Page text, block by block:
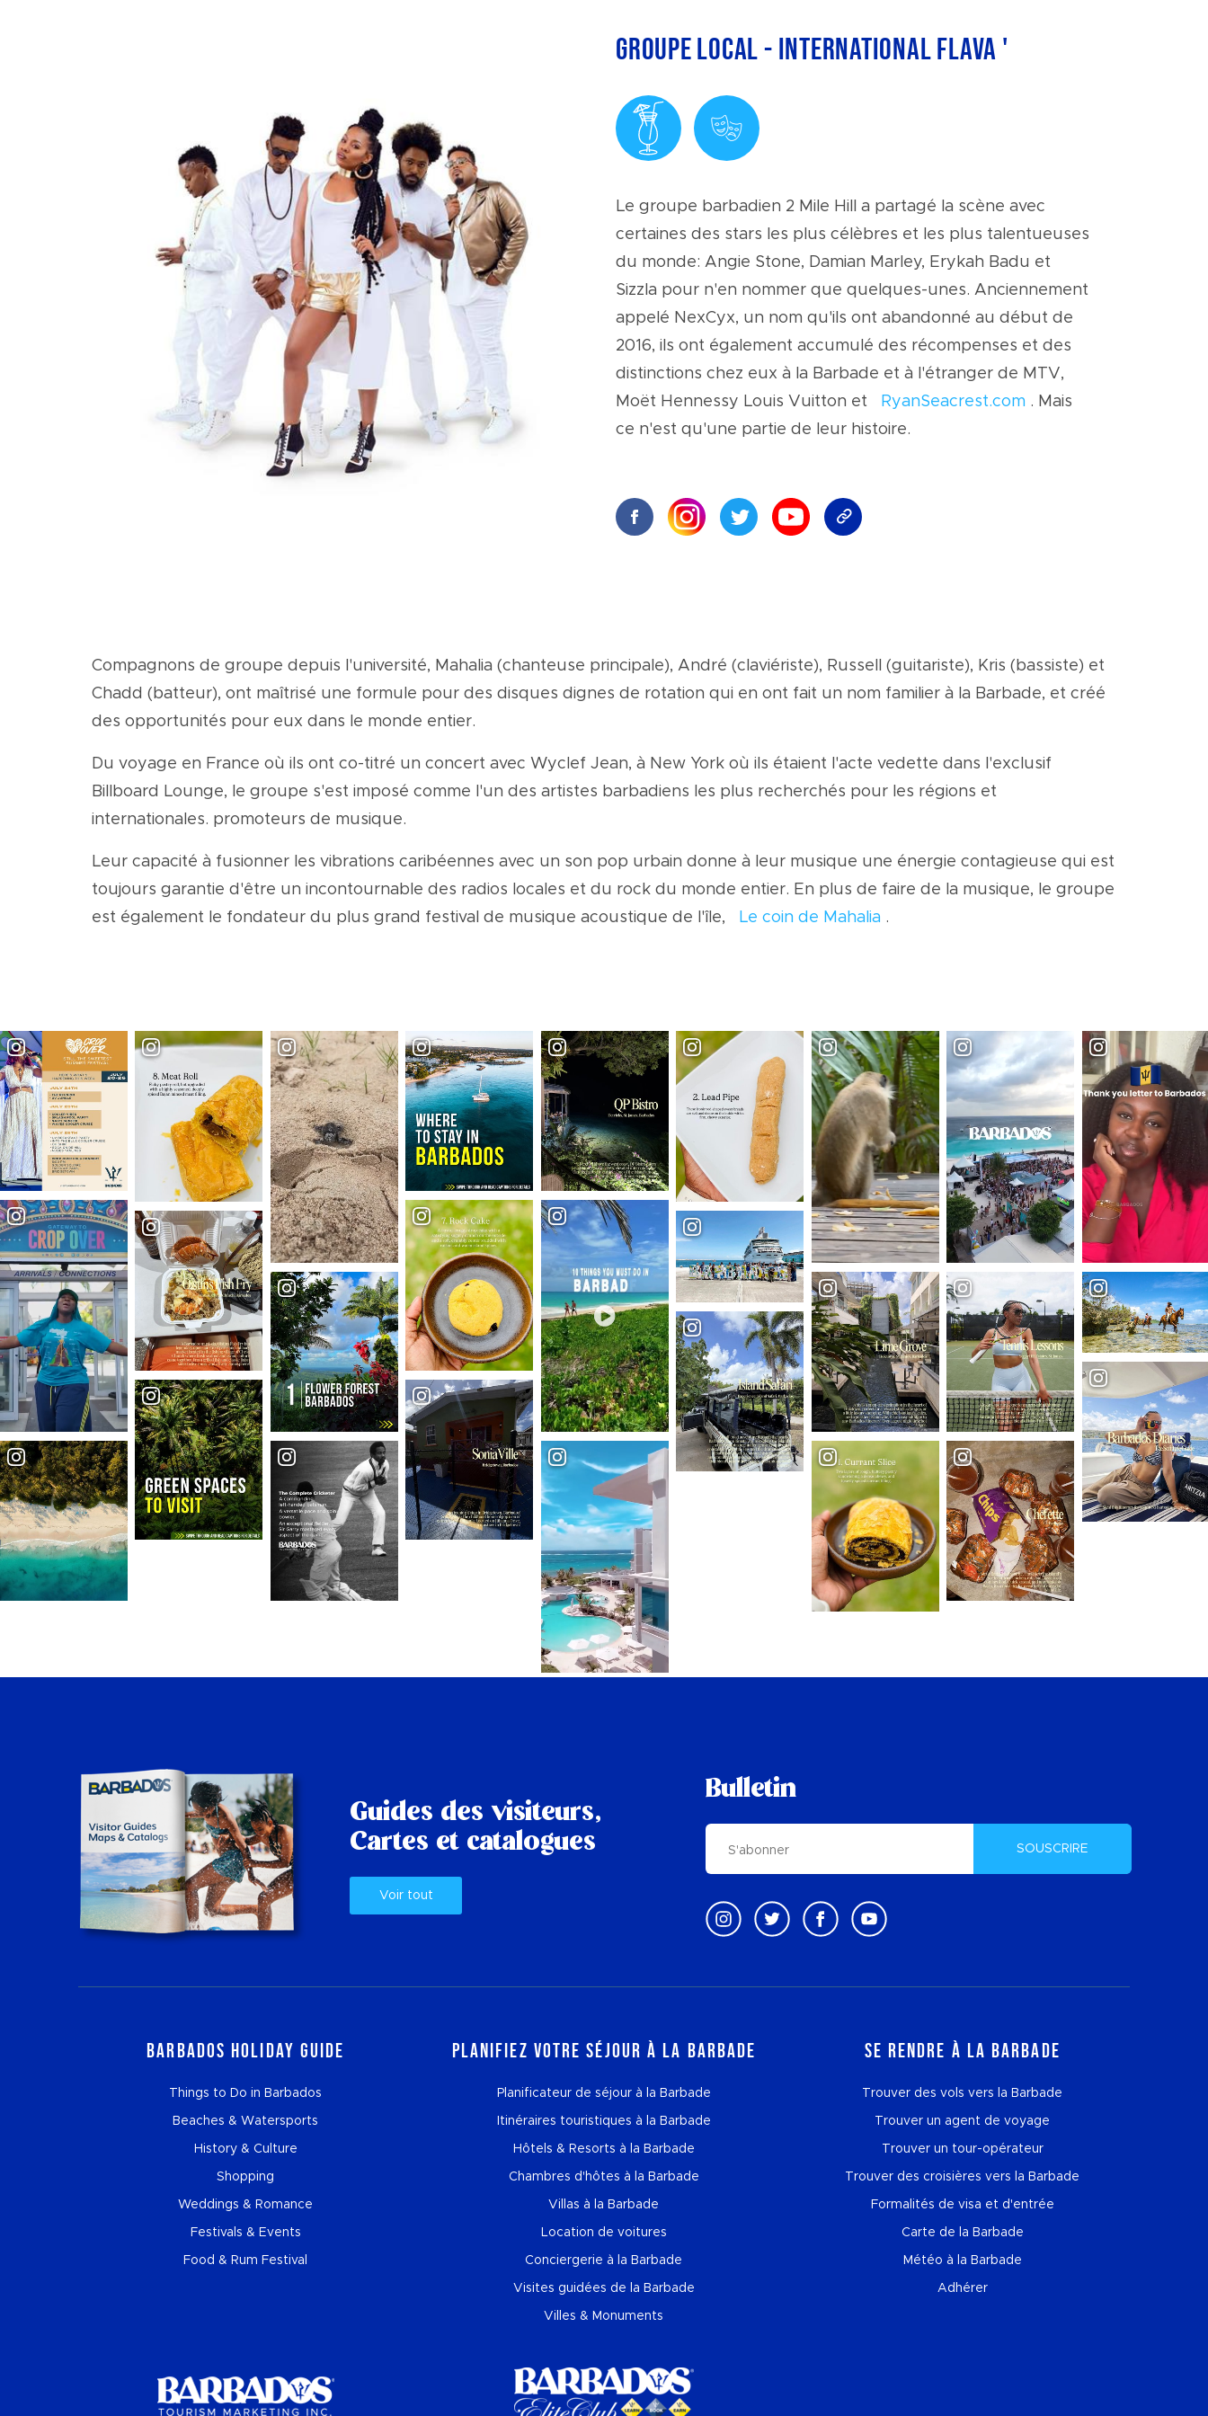
Groupe local - International Flava '
Le groupe barbadien 2 Mile Hill a partagé la scène avec
certaines des stars les plus célèbres et les plus talentueuses
du monde: Angie Stone, Damian Marley, Erykah Badu et
Sizzla pour n'en nommer que quelques-unes. Anciennement
appelé NexCyx, un nom qu'ils ont abandonné au début de
2016, ils ont également accumulé des récompenses et des
distinctions chez eux à la Barbade et à l'étranger de MTV,
Moët Hennessy Louis Vuitton et
RyanSeacrest.com . Mais
ce n'est qu'une partie de leur histoire.
Compagnons de groupe depuis l'université, Mahalia (chanteuse principale), André (claviériste), Russell (guitariste), Kris (bassiste) et
Chadd (batteur), ont maîtrisé une formule pour des disques dignes de rotation qui en ont fait un nom familier à la Barbade, et créé
des opportunités pour eux dans le monde entier.
Du voyage en France où ils ont co-titré un concert avec Wyclef Jean, à New York où ils étaient l'acte vedette dans l'exclusif
Billboard Lounge, le groupe s'est imposé comme l'un des artistes barbadiens les plus recherchés pour les régions et
internationales. promoteurs de musique.
Leur capacité à fusionner les vibrations caribéennes avec un son pop urbain donne à leur musique une énergie contagieuse qui est
toujours garantie d'être un incontournable des radios locales et du rock du monde entier. En plus de faire de la musique, le groupe
est également le fondateur du plus grand festival de musique acoustique de l'île,
Le coin de Mahalia .
Guides des visiteurs,
Cartes et catalogues
Voir tout
Bulletin
SOUSCRIRE
Barbados Holiday Guide
Things to Do in Barbados
Beaches & Watersports
History & Culture
Shopping
Weddings & Romance
Festivals & Events
Food & Rum Festival
Planifiez votre séjour à la Barbade
Planificateur de séjour à la Barbade
Itinéraires touristiques à la Barbade
Hôtels & Resorts à la Barbade
Chambres d'hôtes à la Barbade
Villas à la Barbade
Location de voitures
Conciergerie à la Barbade
Visites guidées de la Barbade
Villes & Monuments
Se rendre à la Barbade
Trouver des vols vers la Barbade
Trouver un agent de voyage
Trouver un tour-opérateur
Trouver des croisières vers la Barbade
Formalités de visa et d'entrée
Carte de la Barbade
Météo à la Barbade
Adhérer